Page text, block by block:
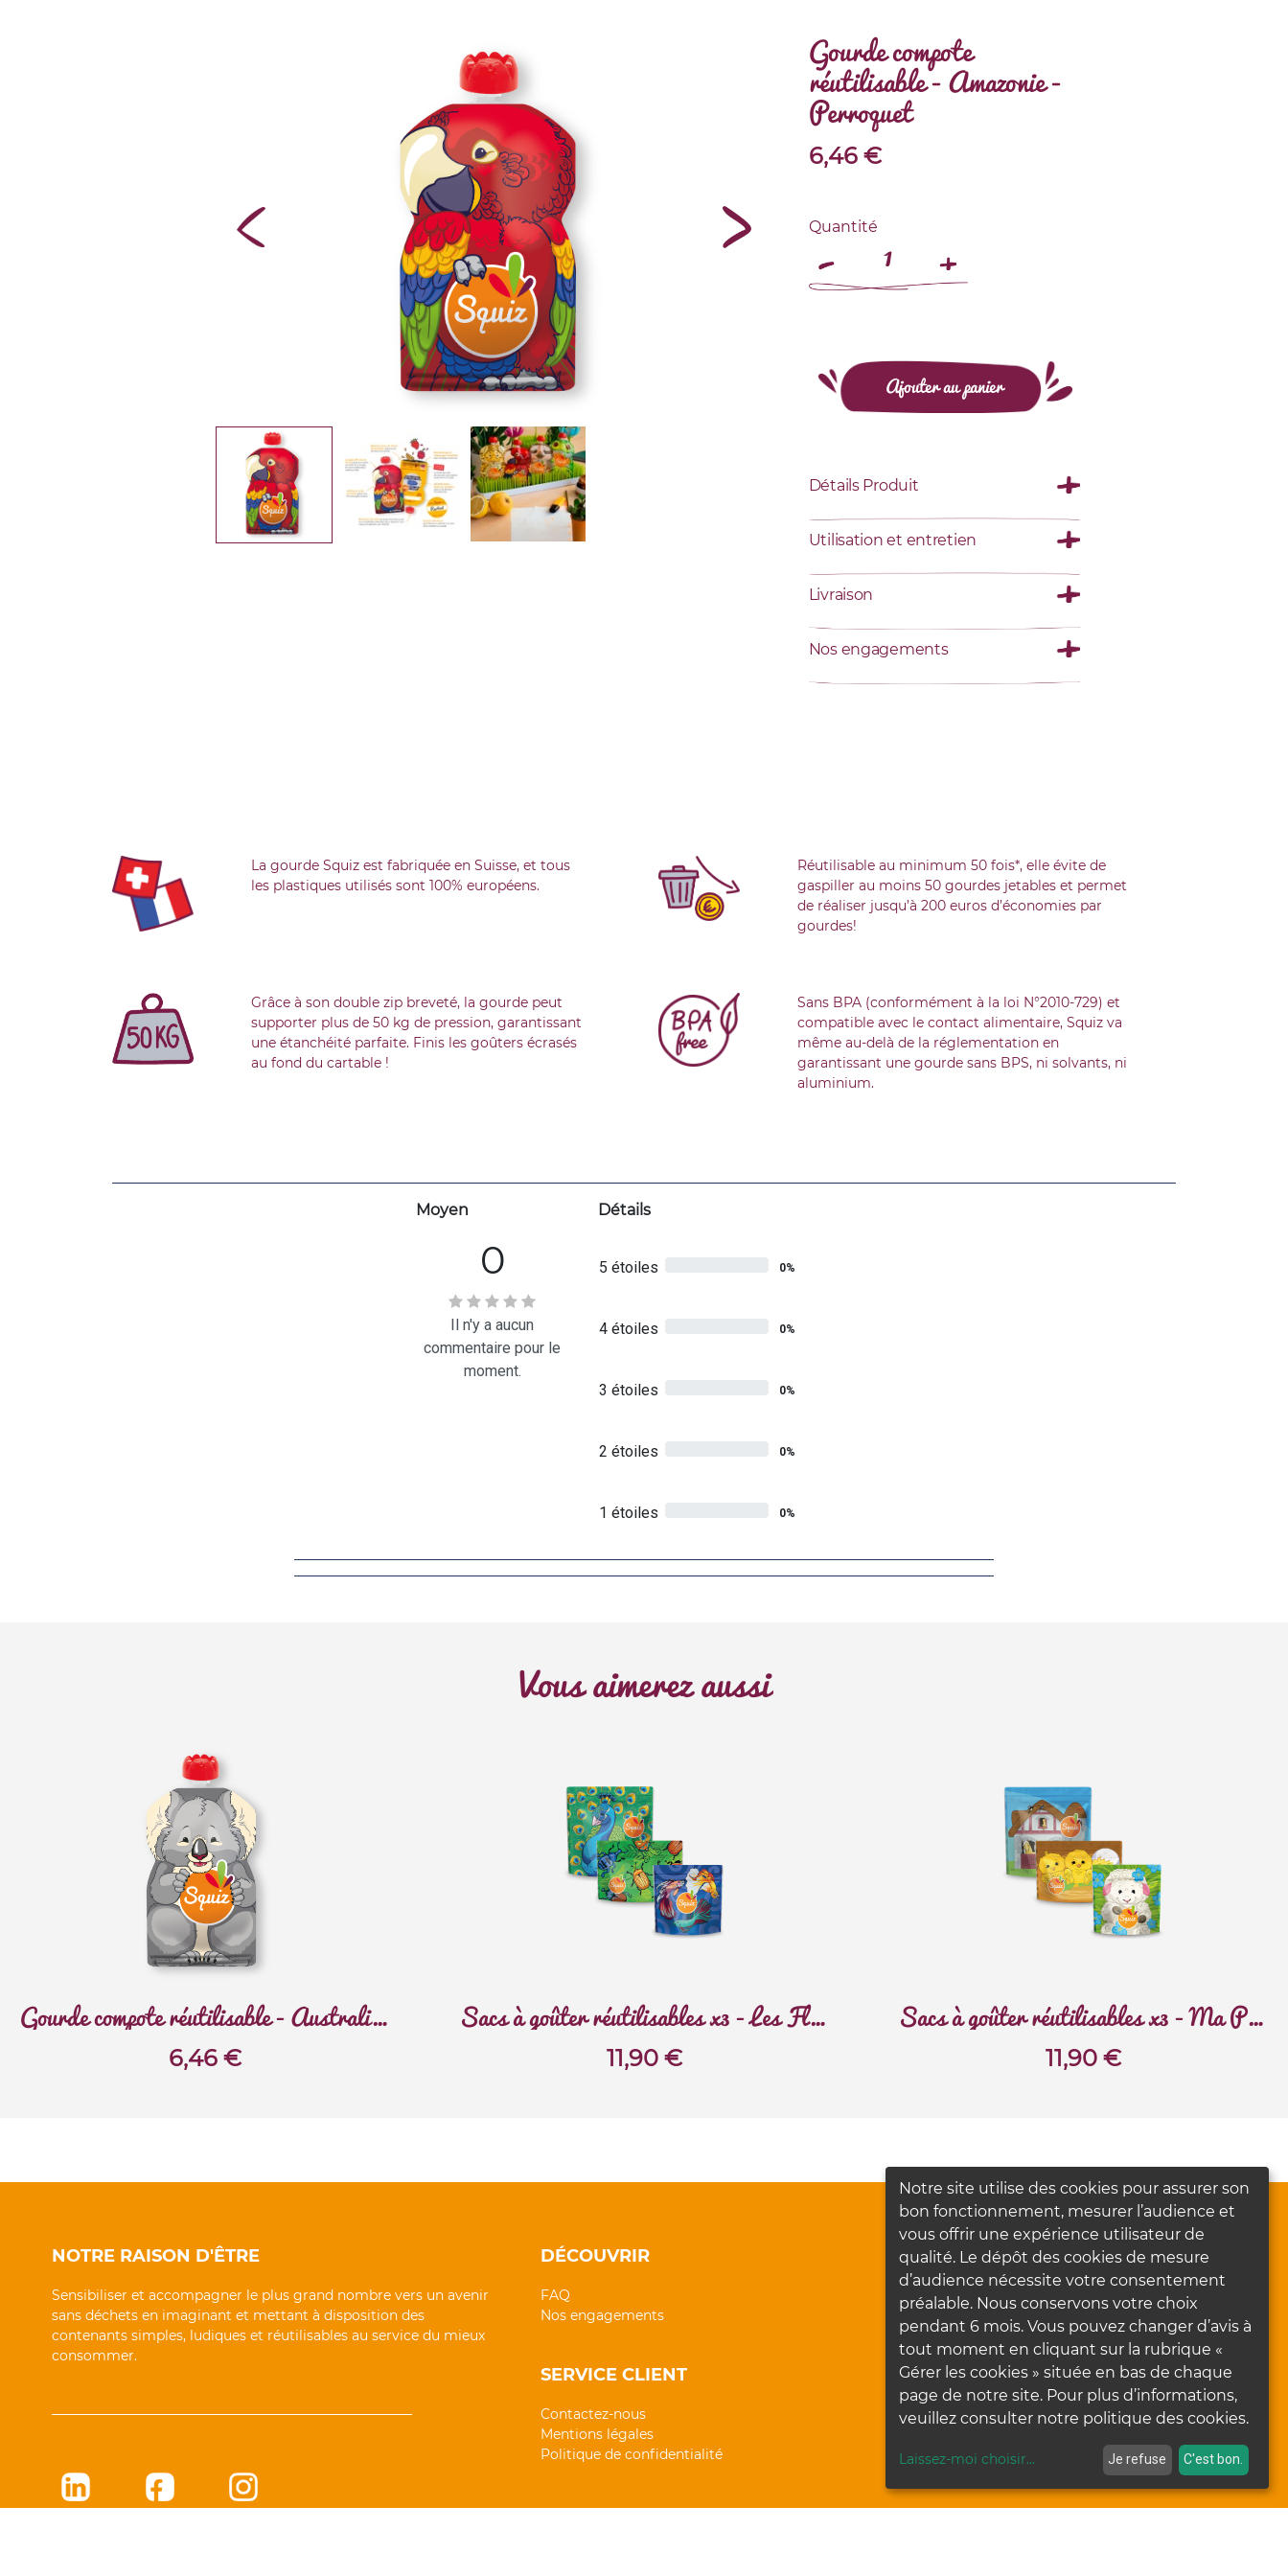
Gourde compote
réutilisable - Amazonie -
Perroquet
6,46€
Quantité
Ajouter au panier
Détails Produit
Utilisation et entretien
Livraison
Nos engagements
La gourde Squiz est fabriquée en Suisse, et tous
les plastiques utilisés sont 100% européens.
Réutilisable au minimum 50 fois*, elle évite de
gaspiller au moins 50 gourdes jetables et permet
de réaliser jusqu’à 200 euros d’économies par
gourdes!
Grâce à son double zip breveté, la gourde peut
supporter plus de 50 kg de pression, garantissant
une étanchéité parfaite. Finis les goûters écrasés
au fond du cartable !
Sans BPA (conformément à la loi N°2010-729) et
compatible avec le contact alimentaire, Squiz va
même au-delà de la réglementation en
garantissant une gourde sans BPS, ni solvants, ni
aluminium.
Moyen
0
Il n'y a aucun
commentaire pour le
moment.
Détails
5 étoiles 0%
4 étoiles 0%
3 étoiles 0%
2 étoiles 0%
1 étoiles 0%
Vous aimerez aussi
Gourde compote réutilisable - Australie - Koala
6,46 €
Sacs à goûter réutilisables x3 - Les Flamboyants
11,90€
Sacs à goûter réutilisables x3 - Ma Petite Ferme
11,90€
NOTRE RAISON D'ÊTRE
Sensibiliser et accompagner le plus grand nombre vers un avenir
sans déchets en imaginant et mettant à disposition des
contenants simples, ludiques et réutilisables au service du mieux
consommer.
DÉCOUVRIR
FAQ
Nos engagements
SERVICE CLIENT
Contactez-nous
Mentions légales
Politique de confidentialité
Notre site utilise des cookies pour assurer son
bon fonctionnement, mesurer l’audience et
vous offrir une expérience utilisateur de
qualité. Le dépôt des cookies de mesure
d’audience nécessite votre consentement
préalable. Nous conservons votre choix
pendant 6 mois. Vous pouvez changer d’avis à
tout moment en cliquant sur la rubrique «
Gérer les cookies » située en bas de chaque
page de notre site. Pour plus d’informations,
veuillez consulter notre politique des cookies.
Laissez-moi choisir... Je refuse C'est bon.